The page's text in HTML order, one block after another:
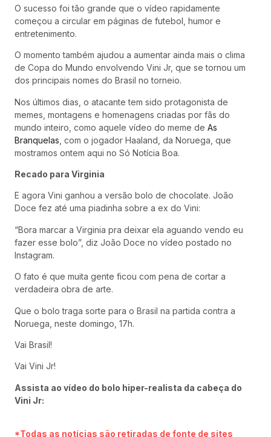
O sucesso foi tão grande que o vídeo rapidamente
começou a circular em páginas de futebol, humor e
entretenimento.
O momento também ajudou a aumentar ainda mais o clima
de Copa do Mundo envolvendo Vini Jr, que se tornou um
dos principais nomes do Brasil no torneio.
Nos últimos dias, o atacante tem sido protagonista de
memes, montagens e homenagens criadas por fãs do
mundo inteiro, como aquele vídeo do meme de As
Branquelas , com o jogador Haaland, da Noruega, que
mostramos ontem aqui no Só Notícia Boa.
Recado para Virginia
E agora Vini ganhou a versão bolo de chocolate. João
Doce fez até uma piadinha sobre a ex do Vini:
“Bora marcar a Virginia pra deixar ela aguando vendo eu
fazer esse bolo”, diz João Doce no vídeo postado no
Instagram.
O fato é que muita gente ficou com pena de cortar a
verdadeira obra de arte.
Que o bolo traga sorte para o Brasil na partida contra a
Noruega, neste domingo, 17h.
Vai Brasil!
Vai Vini Jr!
Assista ao vídeo do bolo hiper-realista da cabeça do
Vini Jr:
*Todas as notícias são retiradas de fonte de sites